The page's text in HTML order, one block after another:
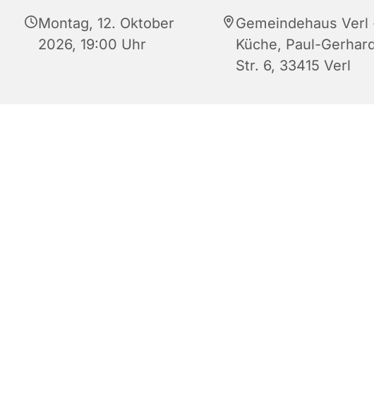
Montag, 12. Oktober
2026, 19:00 Uhr
Gemeindehaus Verl
Küche, Paul-
Str. 6, 33415 Verl